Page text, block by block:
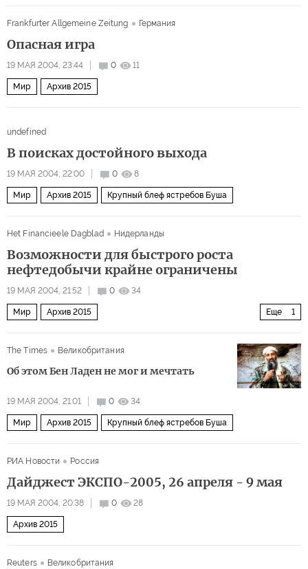
Frankfurter Allgemeine Zeitung Германия
Опасная игра
19 МАЯ 2004, 23:44 0 11
Мир Архив 2015
undefined
В поисках достойного выхода
19 МАЯ 2004, 22:00 0 8
Мир Архив 2015 Крупный блеф ястребов Буша
Het Financieele Dagblad Нидерланды
Возможности для быстрого роста
нефтедобычи крайне ограничены
19 МАЯ 2004, 21:52 0 34
Еще 1
Мир Архив 2015
The Times
Великобритания
Об этом Бен Ладен не мог и мечтать
19 МАЯ 2004, 21:01 0 34
Мир Архив 2015 Крупный блеф ястребов Буша
РИА Новости Россия
Дайджест ЭКСПО-2005, 26 апреля - 9 мая
19 МАЯ 2004, 20:38 0 28
Архив 2015
Reuters Великобритания